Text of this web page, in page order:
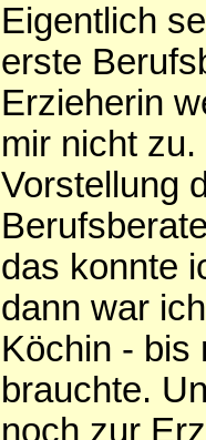
Eigentlich
erste
Erzieherin
mir nicht
Vorstellung
das konnte
dann war
Köchin - bis
brauchte.
noch zur